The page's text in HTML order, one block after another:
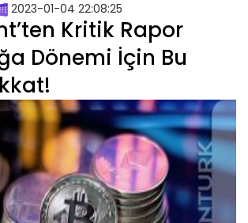
2023-01-04 22:08:25
Kritik Rapor
Dönemi İçin Bu